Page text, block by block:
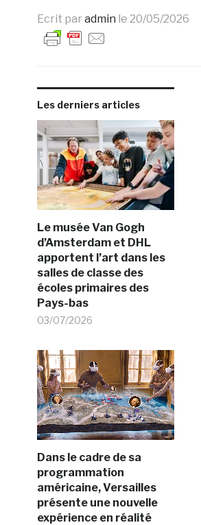
Ecrit par admin le 20/05/2026
Les derniers articles
Le musée Van Gogh
d’Amsterdam et DHL
apportent l’art dans les
salles de classe des
écoles primaires des
Pays-bas
03/07/2026
Dans le cadre de sa
programmation
américaine, Versailles
présente une nouvelle
expérience en réalité